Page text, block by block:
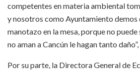
competentes en materia ambiental
y nosotros como Ayuntamiento demos
manotazo en la mesa, porque no puede
no aman a Cancún le hagan tanto
Por su parte, la Directora General de